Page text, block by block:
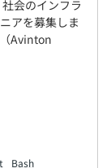
会のインフラ
アを募集しま
Avinton
Bash